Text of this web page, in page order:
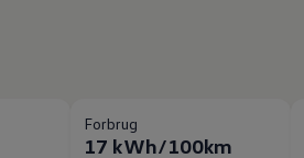
Forbrug
17 kWh/100km